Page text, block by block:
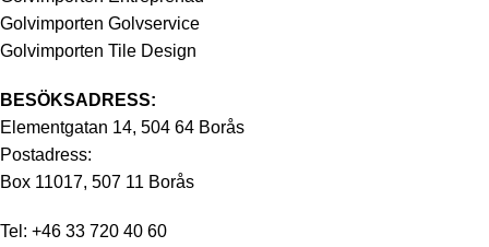
Golvimporten Golvservice
Golvimporten Tile Design
BESÖKSADRESS:
Elementgatan 14, 504 64 Borås
Postadress:
Box 11017, 507 11 Borås
Tel: +46 33 720 40 60